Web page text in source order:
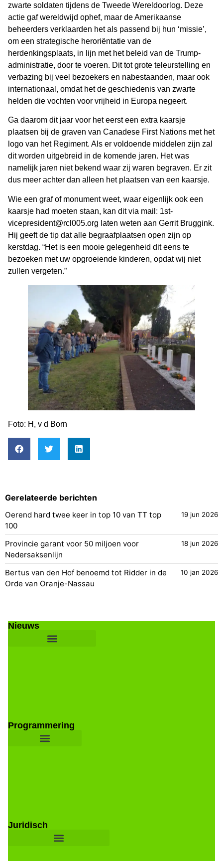
zwarte soldaten tijdens de Tweede Wereldoorlog. Deze
actie gaf wereldwijd ophef, maar de Amerikaanse
beheerders verklaarden het als passend bij hun ‘missie’,
om een strategische heroriëntatie van de
herdenkingsplaats, in lijn met het beleid van de Trump-
administratie, door te voeren. Dit tot grote teleurstelling en
verbazing bij veel bezoekers en nabestaanden, maar ook
internationaal, omdat het de geschiedenis van zwarte
helden die vochten voor vrijheid in Europa negeert.
Ga daarom dit jaar voor het eerst een extra kaarsje
plaatsen bij de graven van Canadese First Nations met het
logo van het Regiment. Als er voldoende middelen zijn zal
dit worden uitgebreid in de komende jaren. Het was
namelijk jaren niet bekend waar zij waren begraven. Er zit
dus meer achter dan alleen het plaatsen van een kaarsje.
Wie een graf of monument weet, waar eigenlijk ook een
kaarsje had moeten staan, kan dit via mail: 1st-
vicepresident@rcl005.org laten weten aan Gerrit Bruggink.
Hij geeft de tip dat alle begraafplaatsen open zijn op
kerstdag. “Het is een mooie gelegenheid dit eens te
bezoeken met uw opgroeiende kinderen, opdat wij niet
zullen vergeten.”
Foto: H, v d Born
Gerelateerde berichten
Oerend hard twee keer in top 10 van TT top
100
19 jun 2026
Provincie garant voor 50 miljoen voor
Nedersaksenlijn
18 jun 2026
Bertus van den Hof benoemd tot Ridder in de
Orde van Oranje-Nassau
10 jan 2026
Nieuws
Programmering
Juridisch